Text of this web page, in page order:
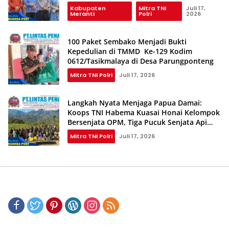
Kabupaten
Meranti
Mitra TNI
Polri
Juli 17,
2026
100 Paket Sembako Menjadi Bukti
Kepedulian di TMMD Ke-129 Kodim
0612/Tasikmalaya di Desa Parungponteng
Mitra TNI Polri Juli 17, 2026
Langkah Nyata Menjaga Papua Damai:
Koops TNI Habema Kuasai Honai Kelompok
Bersenjata OPM, Tiga Pucuk Senjata Api
Berhasil Diamankan
Mitra TNI Polri Juli 17, 2026